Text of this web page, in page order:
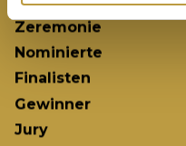
Zeremonie
Nominierte
Finalisten
Gewinner
Jury